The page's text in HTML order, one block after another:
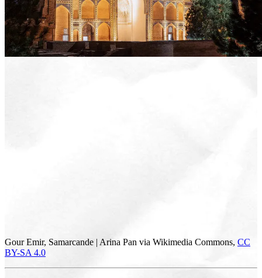
Gour Emir, Samarcande | Arina Pan via Wikimedia Commons, CC
BY-SA 4.0